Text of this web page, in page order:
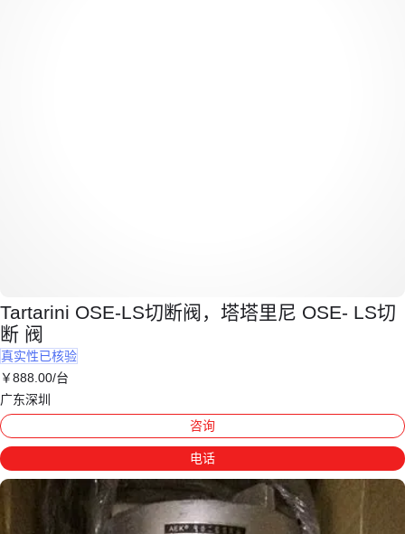
Tartarini OSE-LS切断阀，塔塔里尼 OSE- LS切
断 阀
真实性已核验
￥888 .00/台
广东深圳
咨询
电话